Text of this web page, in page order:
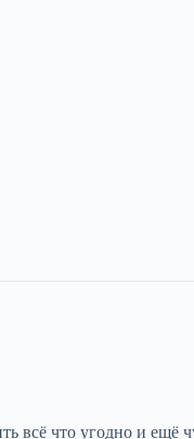
всё что угодно и ещё